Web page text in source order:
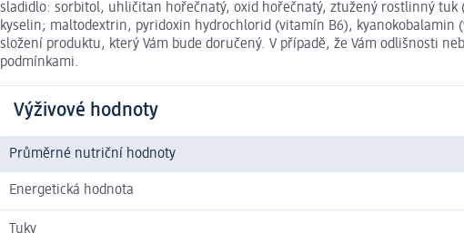
sladidlo: sorbitol, uhličitan hořečnatý, oxid hořečnatý, ztužený rostlinný tuk
kyselin; maltodextrin, pyridoxin hydrochlorid (vitamín B6), kyanokobalamin
složení produktu, který Vám bude doručený. V případě, že Vám odlišnosti
podmínkami.
Výživové hodnoty
Průměrné nutriční hodnoty
Energetická hodnota
Tuky